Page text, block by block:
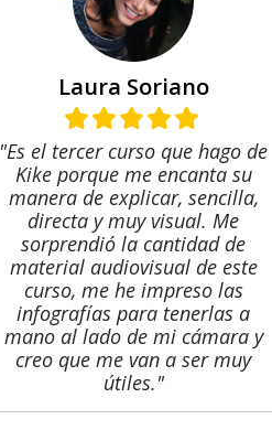
Laura Soriano
"Es el tercer curso que hago de
Kike porque me encanta su
manera de explicar, sencilla,
directa y muy visual. Me
sorprendió la cantidad de
material audiovisual de este
curso, me he impreso las
infografías para tenerlas a
mano al lado de mi cámara y
creo que me van a ser muy
útiles."